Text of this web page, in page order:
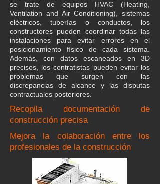
se trate de equipos HVAC (Heating,
Ventilation and Air Conditioning), sistemas
eléctricos, tuberías o conductos, los
constructores pueden coordinar todas las
instalaciones para evitar errores en el
posicionamiento físico de cada sistema.
Además, con datos escaneados en 3D
precisos, los contratistas pueden evitar los
problemas que surgen con las
discrepancias de alcance y las disputas
contractuales posteriores.
Recopila documentación de
construcción precisa
Mejora la colaboración entre los
profesionales de la construcción